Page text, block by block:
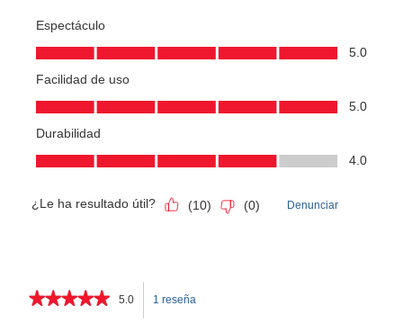
★★★★★
★★★★★ 5.0 1 reseña